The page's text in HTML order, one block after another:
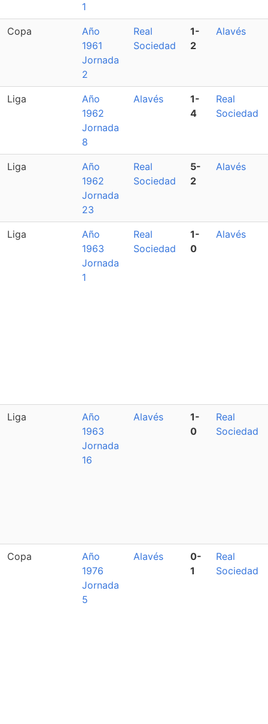
1
Copa
Año
1961
Jornada
2
Real
Sociedad
1-
2
Alavés
Liga
Año
1962
Jornada
8
Alavés
1-
4
Real
Sociedad
Liga
Año
1962
Jornada
23
Real
Sociedad
5-
2
Alavés
Liga
Año
1963
Jornada
1
Real
Sociedad
1-
0
Alavés
Liga
Año
1963
Jornada
16
Alavés
1-
0
Real
Sociedad
Copa
Año
1976
Jornada
5
Alavés
0-
1
Real
Sociedad